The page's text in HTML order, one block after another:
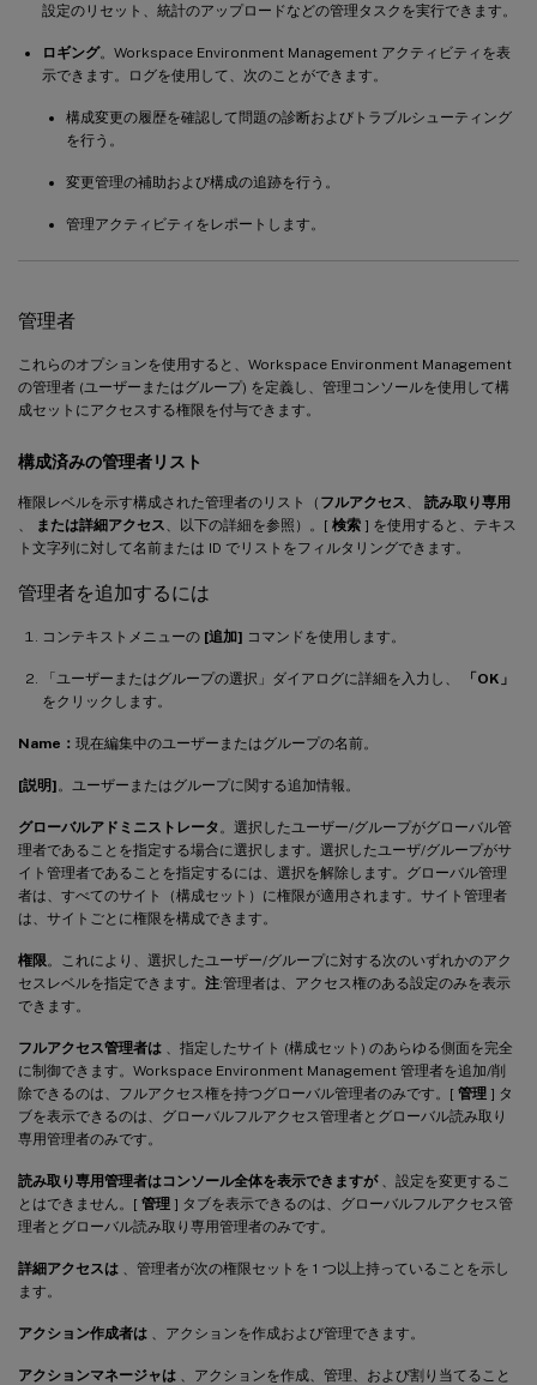
設定のリセット、統計のアップロードなどの管理タスクを実行できます。
ロギング。Workspace Environment Management アクティビティを表
示できます。ログを使用して、次のことができます。
構成変更の履歴を確認して問題の診断およびトラブルシューティング
を行う。
変更管理の補助および構成の追跡を行う。
管理アクティビティをレポートします。
管理者
これらのオプションを使用すると、Workspace Environment Management
の管理者 (ユーザーまたはグループ) を定義し、管理コンソールを使用して構
成セットにアクセスする権限を付与できます。
構成済みの管理者リスト
権限レベルを示す構成された管理者のリスト（ フルアクセス
読み取り専用
または詳細アクセス 、以下の詳細を参照）。[ 検索 ] を使用すると、テキス
ト文字列に対して名前または ID でリストをフィルタリングできます。
管理者を追加するには
コンテキストメニューの [追加] コマンドを使用します。
「ユーザーまたはグループの選択」ダイアログに詳細を入力し、
「OK」
をクリックします。
Name： 現在編集中のユーザーまたはグループの名前。
[説明] 。ユーザーまたはグループに関する追加情報。
グローバルアドミニストレータ 。選択したユーザー/グループがグローバル管
理者であることを指定する場合に選択します。選択したユーザ/グループがサ
イト管理者であることを指定するには、選択を解除します。グローバル管理
者は、すべてのサイト（構成セット）に権限が適用されます。サイト管理者
は、サイトごとに権限を構成できます。
権限 。これにより、選択したユーザー/グループに対する次のいずれかのアク
セスレベルを指定できます。 注:管理者は、アクセス権のある設定のみを表示
できます。
フルアクセス管理者は 、指定したサイト (構成セット) のあらゆる側面を完全
に制御できます。Workspace Environment Management 管理者を追加/削
除できるのは、フルアクセス権を持つグローバル管理者のみです。[ 管理 ] タ
ブを表示できるのは、グローバルフルアクセス管理者とグローバル読み取り
専用管理者のみです。
読み取り専用管理者はコンソール全体を表示できますが、設定を変更するこ
とはできません。[ 管理 ] タブを表示できるのは、グローバルフルアクセス管
理者とグローバル読み取り専用管理者のみです。
詳細アクセスは 、管理者が次の権限セットを 1 つ以上持っていることを示し
ます。
アクション作成者は 、アクションを作成および管理できます。
アクションマネージャは 、アクションを作成、管理、および割り当てること